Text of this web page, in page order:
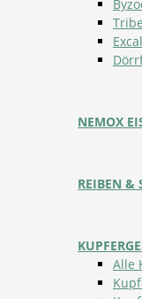
NEMOX
REIBEN &
Alle